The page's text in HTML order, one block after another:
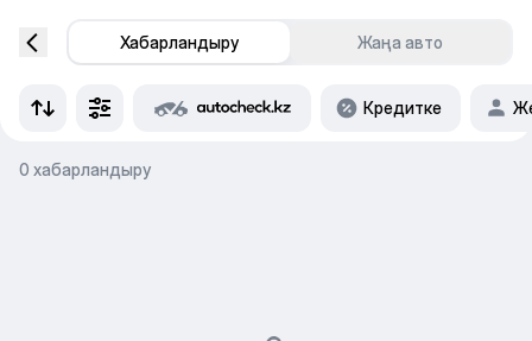
Хабарландыру Жаңа авто
Кредитке
0 хабарландыру